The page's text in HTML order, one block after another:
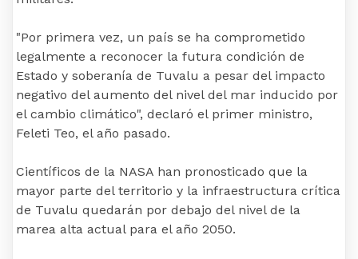
"Por primera vez, un país se ha comprometido
legalmente a reconocer la futura condición de
Estado y soberanía de Tuvalu a pesar del impacto
negativo del aumento del nivel del mar inducido por
el cambio climático", declaró el primer ministro,
Feleti Teo, el año pasado.
Científicos de la NASA han pronosticado que la
mayor parte del territorio y la infraestructura crítica
de Tuvalu quedarán por debajo del nivel de la
marea alta actual para el año 2050.